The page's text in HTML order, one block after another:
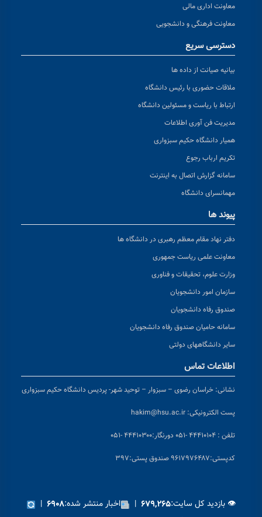
معاونت اداری مالی
معاونت فرهنگی و دانشجویی
دسترسی سریع
بیانیه صیانت از داده ها
ملاقات حضوری با رئیس دانشگاه
ارتباط با ریاست و مسئولین دانشگاه
مدیریت فن آوری اطلاعات
همیار دانشگاه حکیم سبزواری
تکریم ارباب رجوع
سامانه گزارش اتصال به اینترنت
مهمانسرای دانشگاه
پیوند ها
دفتر نهاد مقام معظم رهبری در دانشگاه ها
معاونت علمی ریاست جمهوری
وزارت علوم، تحقیقات و فناوری
سازمان امور دانشجویان
صندوق رفاه دانشجویان
سامانه حامیان صندوق رفاه دانشجویان
سایر دانشگاههای دولتی
اطلاعات تماس
نشانی: خراسان رضوی – سبزوار – توحید شهر- پردیس دانشگاه حکیم سبزواری
پست الکترونیکی: hakim@hsu.ac.ir
تلفن : ۴۴۴۱۰۱۰۴ -۰۵۱ دورنگار:۴۴۴۱۰۳۰۰ -۰۵۱
کدپستی:۹۶۱۷۹۷۶۴۸۷ صندوق پستی:۳۹۷
👁 بازدید کل سایت:۶۷۹,۲۶۵ | اخبار منتشر شده:۶۹۰۸ |